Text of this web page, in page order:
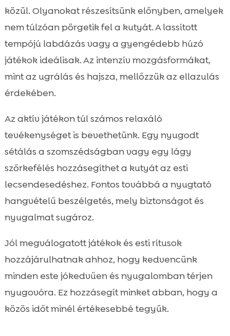
közül. Olyanokat részesítsünk előnyben, amelyek
nem túlzóan pörgetik fel a kutyát. A lassított
tempójú labdázás vagy a gyengédebb húzó
játékok ideálisak. Az intenzív mozgásformákat,
mint az ugrálás és hajsza, mellőzzük az ellazulás
érdekében.
Az aktív játékon túl számos relaxáló
tevékenységet is bevethetünk. Egy nyugodt
sétálás a szomszédságban vagy egy lágy
szőrkefélés hozzásegíthet a kutyát az esti
lecsendesedéshez. Fontos továbbá a nyugtató
hangvételű beszélgetés, mely biztonságot és
nyugalmat sugároz.
Jól megválogatott játékok és esti rítusok
hozzájárulhatnak ahhoz, hogy kedvencünk
minden este jókedvűen és nyugalomban térjen
nyugovóra. Ez hozzásegít minket abban, hogy a
közös időt minél értékesebbé tegyük.